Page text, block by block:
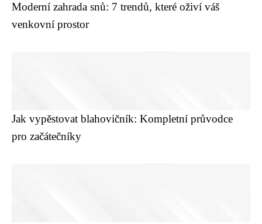
Moderní zahrada snů: 7 trendů, které oživí váš
venkovní prostor
Jak vypěstovat blahovičník: Kompletní průvodce
pro začátečníky